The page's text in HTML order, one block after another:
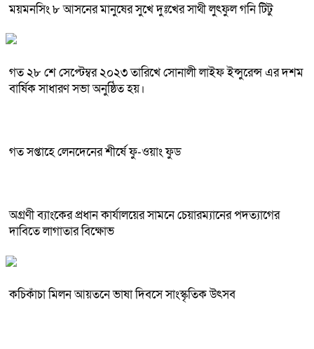
ময়মনসিং ৮ আসনের মানুষের সুখে দুঃখের সাথী লুৎফুল গনি টিটু
গত ২৮ শে সেপ্টেম্বর ২০২৩ তারিখে সোনালী লাইফ ইন্সুরেন্স এর দশম
বার্ষিক সাধারণ সভা অনুষ্ঠিত হয়।
গত সপ্তাহে লেনদেনের শীর্ষে ফু-ওয়াং ফুড
অগ্রণী ব্যাংকের প্রধান কার্যালয়ের সামনে চেয়ারম্যানের পদত্যাগের
দাবিতে লাগাতার বিক্ষোভ
কচিকাঁচা মিলন আয়তনে ভাষা দিবসে সাংস্কৃতিক উৎসব